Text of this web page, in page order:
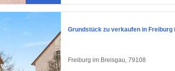
Grundstück zu verkaufen in Freiburg
Freiburg im Breisgau, 79108